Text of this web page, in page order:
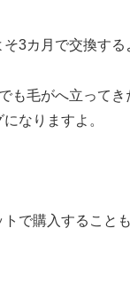
3カ月で交換する
も毛がへ立って
なりますよ。
で購入すること